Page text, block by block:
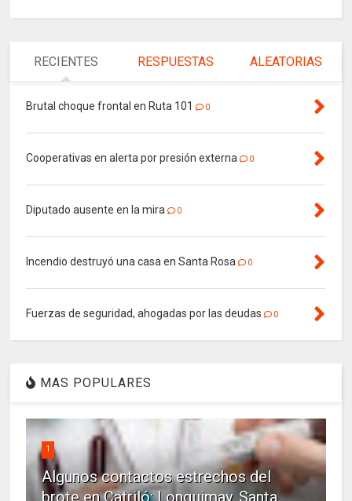
RECIENTES RESPUESTAS ALEATORIAS
Brutal choque frontal en Ruta 101 0
Cooperativas en alerta por presión externa 0
Diputado ausente en la mira 0
Incendio destruyó una casa en Santa Rosa 0
Fuerzas de seguridad, ahogadas por las deudas 0
MAS POPULARES
1
Algunos contactos estrechos del